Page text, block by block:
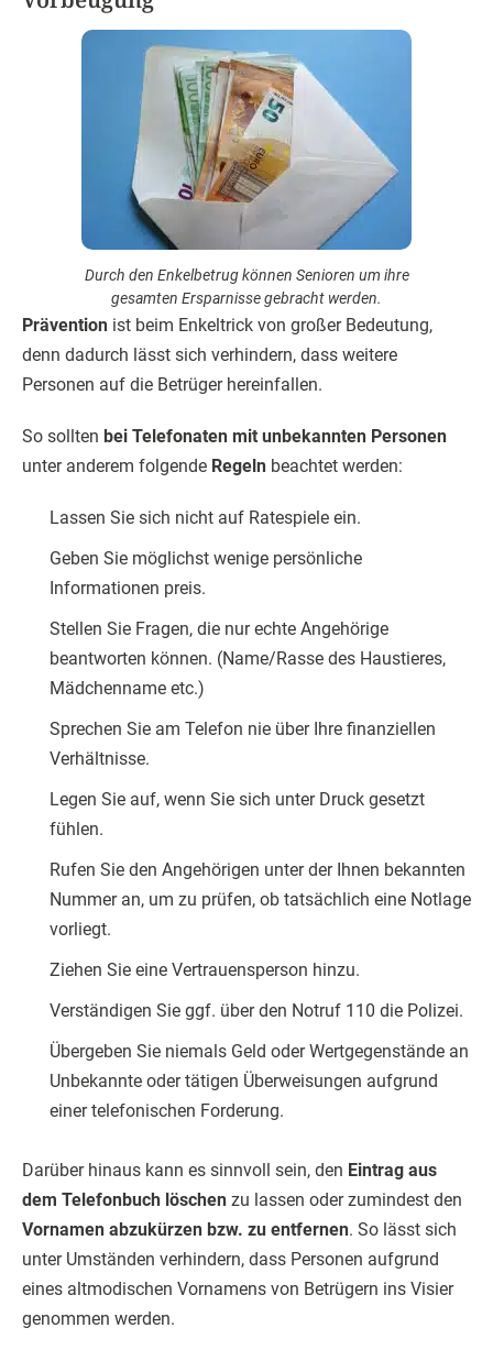
Durch den Enkelbetrug können Senioren um ihre
gesamten Ersparnisse gebracht werden.
Prävention ist beim Enkeltrick von großer Bedeutung,
denn dadurch lässt sich verhindern, dass weitere
Personen auf die Betrüger hereinfallen.
So sollten bei Telefonaten mit unbekannten Personen
unter anderem folgende Regeln beachtet werden:
Lassen Sie sich nicht auf Ratespiele ein.
Geben Sie möglichst wenige persönliche
Informationen preis.
Stellen Sie Fragen, die nur echte Angehörige
beantworten können. (Name/Rasse des Haustieres,
Mädchenname etc.)
Sprechen Sie am Telefon nie über Ihre finanziellen
Verhältnisse.
Legen Sie auf, wenn Sie sich unter Druck gesetzt
fühlen.
Rufen Sie den Angehörigen unter der Ihnen bekannten
Nummer an, um zu prüfen, ob tatsächlich eine Notlage
vorliegt.
Ziehen Sie eine Vertrauensperson hinzu.
Verständigen Sie ggf. über den Notruf 110 die Polizei.
Übergeben Sie niemals Geld oder Wertgegenstände an
Unbekannte oder tätigen Überweisungen aufgrund
einer telefonischen Forderung.
Darüber hinaus kann es sinnvoll sein, den Eintrag aus
dem Telefonbuch löschen zu lassen oder zumindest den
Vornamen abzukürzen bzw. zu entfernen. So lässt sich
unter Umständen verhindern, dass Personen aufgrund
eines altmodischen Vornamens von Betrügern ins Visier
genommen werden.